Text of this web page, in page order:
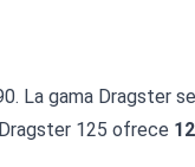
La gama Dragster
125 ofrece